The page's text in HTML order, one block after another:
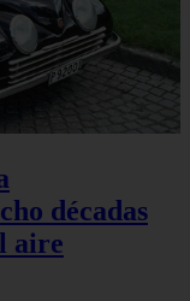
décadas
aire